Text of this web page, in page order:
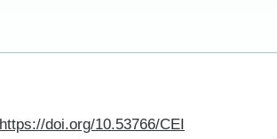
https://doi.org/10.53766/CEI